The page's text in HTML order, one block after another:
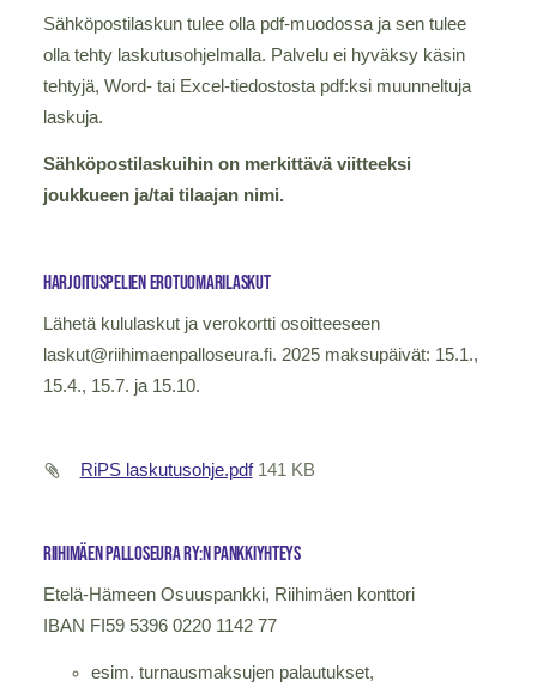
Sähköpostilaskun tulee olla pdf-muodossa ja sen tulee
olla tehty laskutusohjelmalla. Palvelu ei hyväksy käsin
tehtyjä, Word- tai Excel-tiedostosta pdf:ksi muunneltuja
laskuja.
Sähköpostilaskuihin on merkittävä viitteeksi
joukkueen ja/tai tilaajan nimi.
Harjoituspelien erotuomarilaskut
Lähetä kululaskut ja verokortti osoitteeseen
laskut@riihimaenpalloseura.fi. 2025 maksupäivät: 15.1.,
15.4., 15.7. ja 15.10.
RiPS laskutusohje.pdf 141 KB
Riihimäen Palloseura ry:n pankkiyhteys
Etelä-Hämeen Osuuspankki, Riihimäen konttori
IBAN FI59 5396 0220 1142 77
esim. turnausmaksujen palautukset,